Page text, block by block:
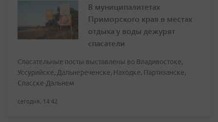
В муниципалитетах
Приморского края в местах
отдыха у воды дежурят
спасатели
Спасательные посты выставлены во Владивостоке,
Уссурийске, Дальнереченске, Находке, Партизанске,
Спасске-Дальнем
сегодня, 14:42